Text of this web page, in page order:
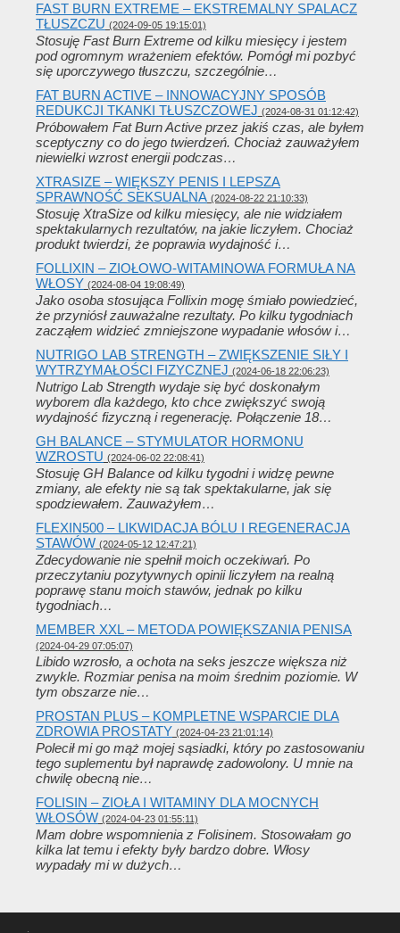
FAST BURN EXTREME – EKSTREMALNY SPALACZ
TŁUSZCZU (2024-09-05 19:15:01)
Stosuję Fast Burn Extreme od kilku miesięcy i jestem
pod ogromnym wrażeniem efektów. Pomógł mi pozbyć
się uporczywego tłuszczu, szczególnie…
FAT BURN ACTIVE – INNOWACYJNY SPOSÓB
REDUKCJI TKANKI TŁUSZCZOWEJ (2024-08-31 01:12:42)
Próbowałem Fat Burn Active przez jakiś czas, ale byłem
sceptyczny co do jego twierdzeń. Chociaż zauważyłem
niewielki wzrost energii podczas…
XTRASIZE – WIĘKSZY PENIS I LEPSZA
SPRAWNOŚĆ SEKSUALNA (2024-08-22 21:10:33)
Stosuję XtraSize od kilku miesięcy, ale nie widziałem
spektakularnych rezultatów, na jakie liczyłem. Chociaż
produkt twierdzi, że poprawia wydajność i…
FOLLIXIN – ZIOŁOWO-WITAMINOWA FORMUŁA NA
WŁOSY (2024-08-04 19:08:49)
Jako osoba stosująca Follixin mogę śmiało powiedzieć,
że przyniósł zauważalne rezultaty. Po kilku tygodniach
zacząłem widzieć zmniejszone wypadanie włosów i…
NUTRIGO LAB STRENGTH – ZWIĘKSZENIE SIŁY I
WYTRZYMAŁOŚCI FIZYCZNEJ (2024-06-18 22:06:23)
Nutrigo Lab Strength wydaje się być doskonałym
wyborem dla każdego, kto chce zwiększyć swoją
wydajność fizyczną i regenerację. Połączenie 18…
GH BALANCE – STYMULATOR HORMONU
WZROSTU (2024-06-02 22:08:41)
Stosuję GH Balance od kilku tygodni i widzę pewne
zmiany, ale efekty nie są tak spektakularne, jak się
spodziewałem. Zauważyłem…
FLEXIN500 – LIKWIDACJA BÓLU I REGENERACJA
STAWÓW (2024-05-12 12:47:21)
Zdecydowanie nie spełnił moich oczekiwań. Po
przeczytaniu pozytywnych opinii liczyłem na realną
poprawę stanu moich stawów, jednak po kilku
tygodniach…
MEMBER XXL – METODA POWIĘKSZANIA PENISA
(2024-04-29 07:05:07)
Libido wzrosło, a ochota na seks jeszcze większa niż
zwykle. Rozmiar penisa na moim średnim poziomie. W
tym obszarze nie…
PROSTAN PLUS – KOMPLETNE WSPARCIE DLA
ZDROWIA PROSTATY (2024-04-23 21:01:14)
Polecił mi go mąż mojej sąsiadki, który po zastosowaniu
tego suplementu był naprawdę zadowolony. U mnie na
chwilę obecną nie…
FOLISIN – ZIOŁA I WITAMINY DLA MOCNYCH
WŁOSÓW (2024-04-23 01:55:11)
Mam dobre wspomnienia z Folisinem. Stosowałam go
kilka lat temu i efekty były bardzo dobre. Włosy
wypadały mi w dużych…